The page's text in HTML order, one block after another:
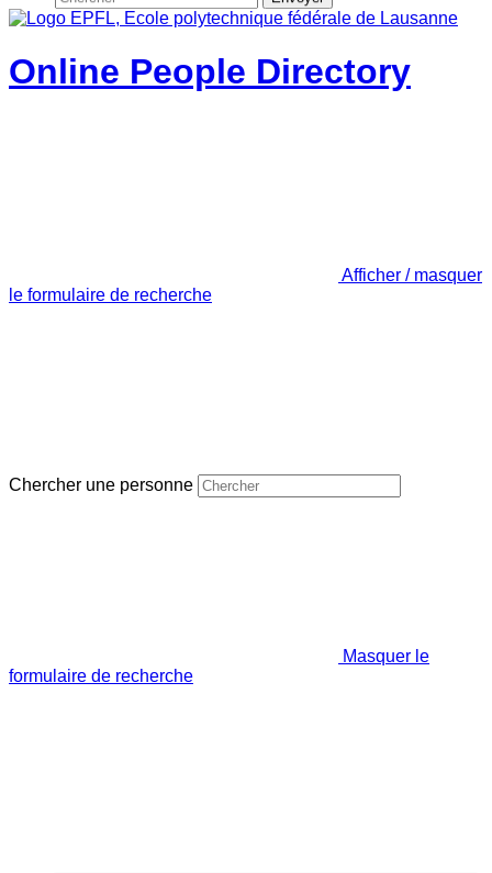
Online People Directory
Afficher / masquer
le formulaire de recherche
Chercher une personne
Masquer le
formulaire de recherche